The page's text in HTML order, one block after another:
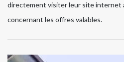
directement visiter leur site internet
concernant les offres valables.